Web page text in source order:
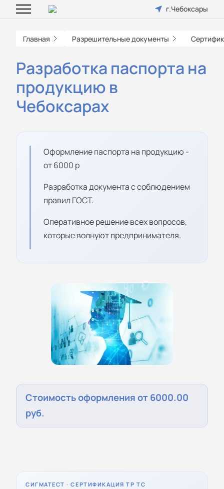
г.Чебоксары
Главная Разрешительные документы
Разработка паспорта на
продукцию в
Чебоксарах
Оформление паспорта на продукцию -
от 6000 р
Разработка документа с соблюдением
правил ГОСТ.
Оперативное решение всех вопросов,
которые волнуют предпринимателя.
Стоимость оформления от 6000.00
руб.
СИГМАТЕСТ · СЕРТИФИКАЦИЯ ТР ТС